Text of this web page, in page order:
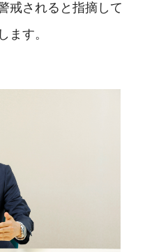
戒されると指摘して
ます。